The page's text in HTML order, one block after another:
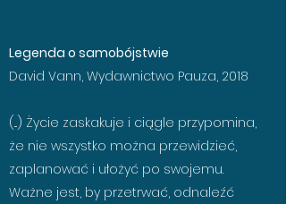
Legenda o samobójstwie
David Vann, Wydawnictwo Pauza, 2018
(...) Życie zaskakuje i ciągle przypomina,
że nie wszystko można przewidzieć,
zaplanować i ułożyć po swojemu.
Ważne jest, by przetrwać, odnaleźć